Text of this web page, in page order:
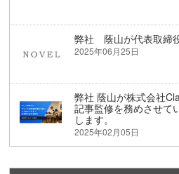
弊社 蔭山が代表取締
2025年06月25日
弊社 蔭山が株式会社
記事監修を務めさせて
します。
2025年02月05日